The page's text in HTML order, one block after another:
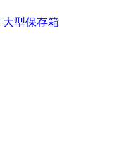
大型保存箱